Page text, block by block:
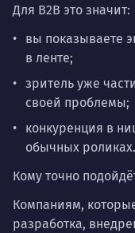
Для B2B это значит:
вы показываете
в ленте;
зритель уже
своей проблемы;
конкуренция в
обычных роликах.
Кому точно
Компаниям,
разработка,